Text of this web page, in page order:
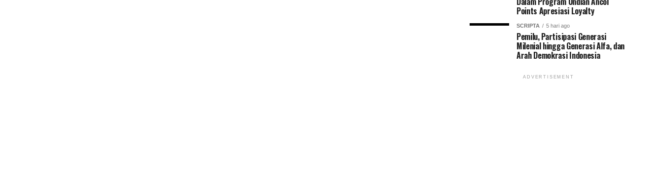
Points Apresiasi Loyalty
SCRIPTA 5 hari ago
Pemilu, Partisipasi Generasi
Milenial hingga Generasi Alfa, dan
Arah Demokrasi Indonesia
ADVERTISEMENT